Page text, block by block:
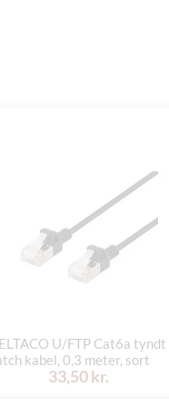
U/FTP Cat6a tyndt
kabel, 0,3 meter, sort
33,50 kr.